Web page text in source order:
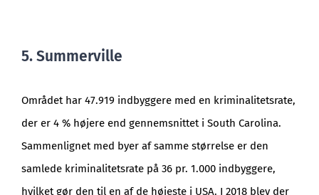
5. Summerville
Området har 47.919 indbyggere med en kriminalitetsrate,
der er 4 % højere end gennemsnittet i South Carolina.
Sammenlignet med byer af samme størrelse er den
samlede kriminalitetsrate på 36 pr. 1.000 indbyggere,
hvilket gør den til en af de højeste i USA. I 2018 blev der